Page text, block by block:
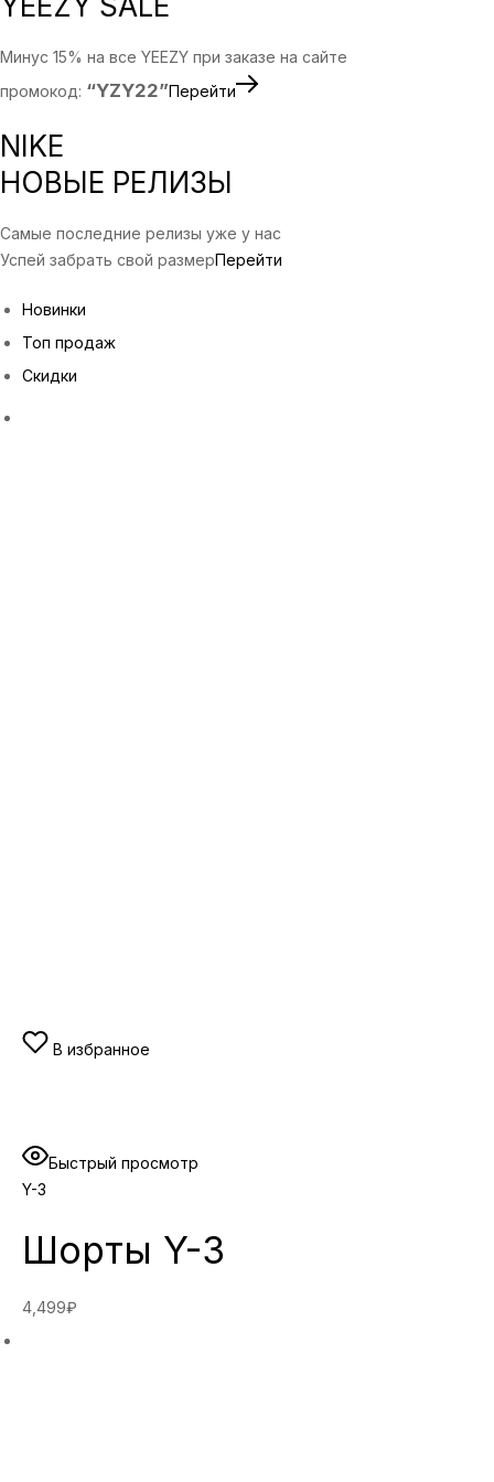
Минус 15% на все YEEZY при заказе на сайте
промокод: “YZY22”Перейти
NIKE
НОВЫЕ РЕЛИЗЫ
Самые последние релизы уже у нас
Успей забрать свой размерПерейти
Новинки
Топ продаж
Скидки
В избранное
Быстрый просмотр
Y-3
Шорты Y-3
4,499₽